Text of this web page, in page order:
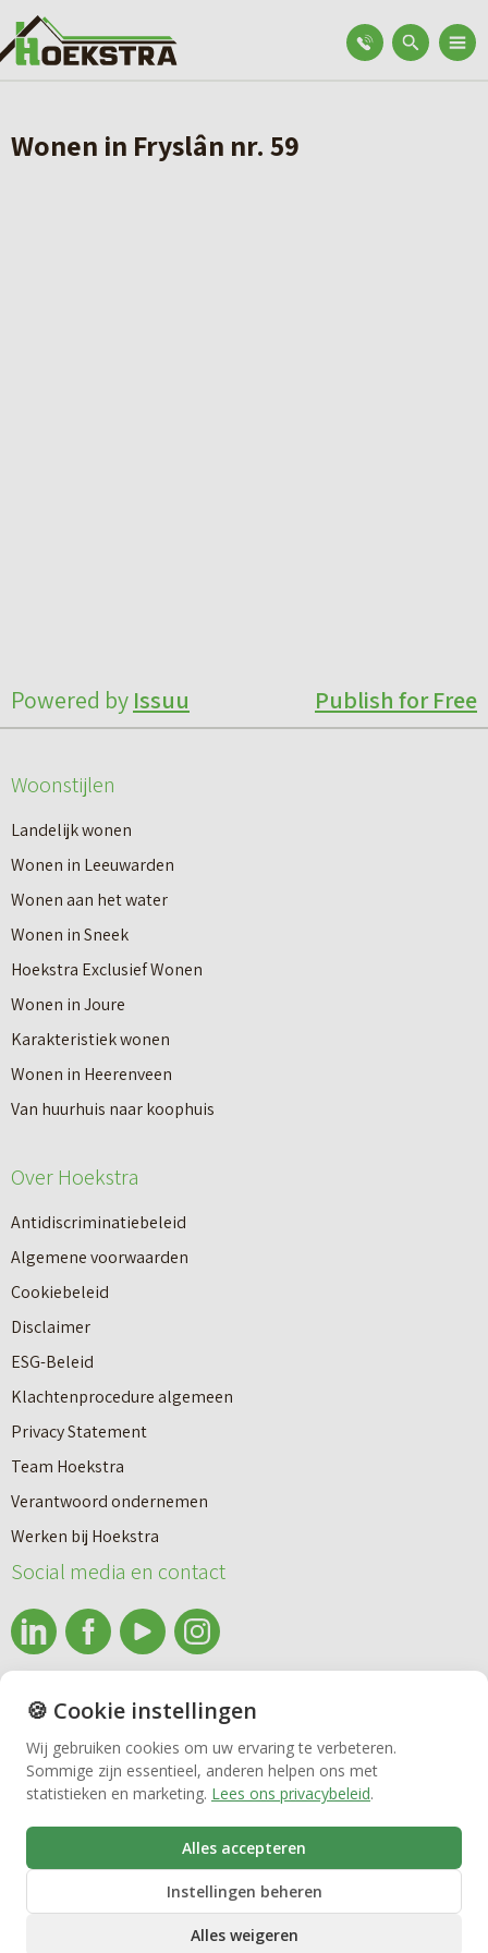
Nieuwbouw
Huren
Bedrijfsmakelaardij
Vastgoedbeheer
VvE beheer
Zorgwoningen
Wonen in Fryslân nr. 59
Powered by Issuu Publish for Free
Woonstijlen
Landelijk wonen
Wonen in Leeuwarden
Wonen aan het water
Wonen in Sneek
Hoekstra Exclusief Wonen
Wonen in Joure
Karakteristiek wonen
Wonen in Heerenveen
Van huurhuis naar koophuis
Over Hoekstra
Antidiscriminatiebeleid
Algemene voorwaarden
Cookiebeleid
Disclaimer
ESG-Beleid
Klachtenprocedure algemeen
Privacy Statement
Team Hoekstra
Verantwoord ondernemen
Werken bij Hoekstra
Social media en contact
info@makelaardijhoekstra.nl
Alle contactgegevens
Bekijk de laatste nieuwsbrief van Makelaardij Hoekstra
Inschrijven nieuwsbrief Makelaardij Hoekstra
🍪 Cookie instellingen
Wij gebruiken cookies om uw ervaring te verbeteren.
Sommige zijn essentieel, anderen helpen ons met
statistieken en marketing. Lees ons privacybeleid.
Alles accepteren
Instellingen beheren
Alles weigeren